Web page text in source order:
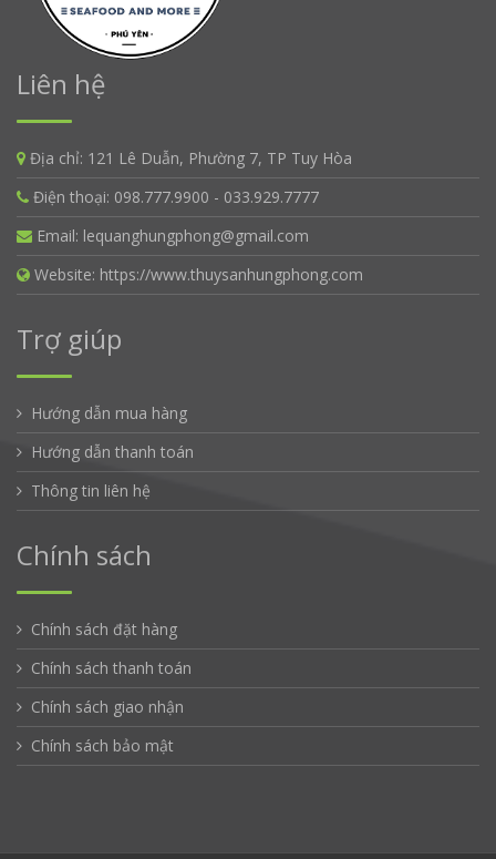
Liên hệ
Địa chỉ: 121 Lê Duẫn, Phường 7, TP Tuy Hòa
Điện thoại: 098.777.9900 - 033.929.7777
Email: lequanghungphong@gmail.com
Website: https://www.thuysanhungphong.com
Trợ giúp
Hướng dẫn mua hàng
Hướng dẫn thanh toán
Thông tin liên hệ
Chính sách
Chính sách đặt hàng
Chính sách thanh toán
Chính sách giao nhận
Chính sách bảo mật